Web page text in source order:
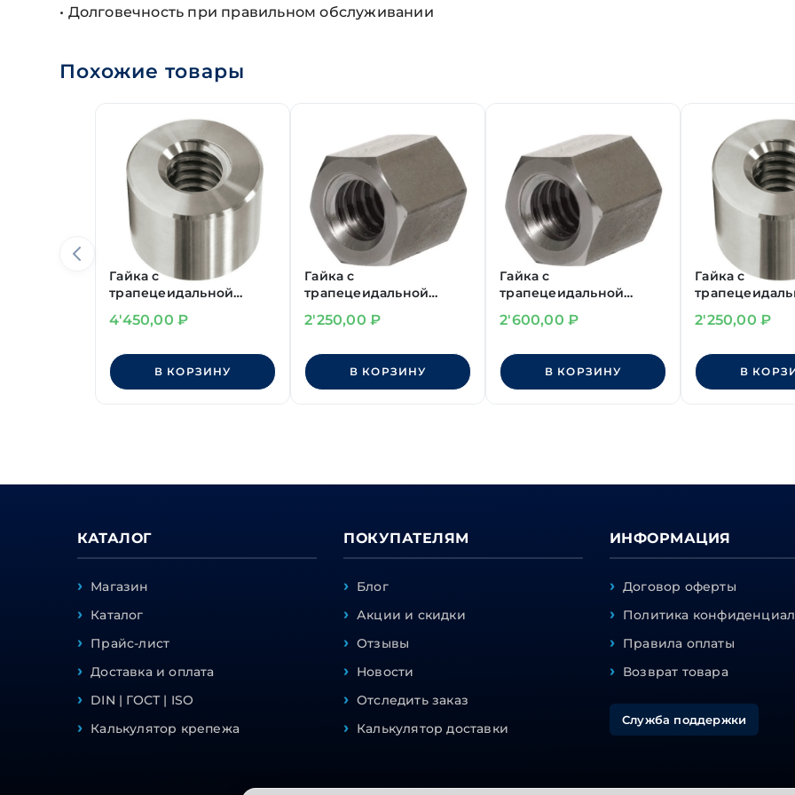
• Долговечность при правильном обслуживании
Похожие товары
Гайка с
трапецеидальной
(D50 L30)
4'450,00₽
В КОРЗИНУ
Гайка с
трапецеидальной
Tr 12х3
2'250,00₽
В КОРЗИНУ
Гайка с
трапецеидальной
Tr 14х3
2'600,00₽
В КОРЗИНУ
Гайка с
Tr 12х3 (D26 L18)
2'250,00₽
В
КАТАЛОГ
Магазин
Каталог
Прайс-лист
Доставка и оплата
DIN | ГОСТ | ISO
Калькулятор крепежа
ПОКУПАТЕЛЯМ
Блог
Акции и скидки
Отзывы
Новости
Отследить заказ
Калькулятор доставки
ИНФОРМАЦИЯ
Договор оферты
Политика
Правила оплаты
Возврат товара
Служба поддержки